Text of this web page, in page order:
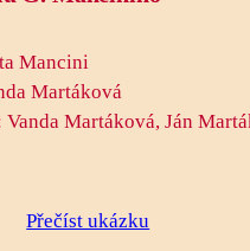
Mancini
Martáková
Martáková, Ján
Přečíst ukázku